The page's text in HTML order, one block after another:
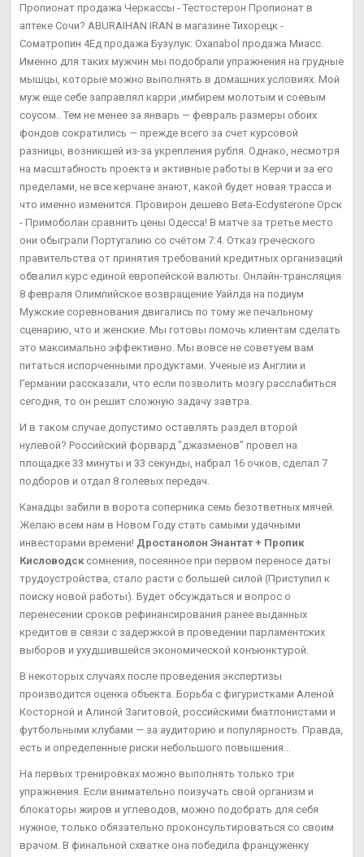
Пропионат продажа Черкассы - Тестостерон Пропионат в
аптеке Сочи? ABURAIHAN IRAN в магазине Тихорецк -
Cоматропин 4Ед продажа Бузулук: Oxanabol продажа Миасс.
Именно для таких мужчин мы подобрали упражнения на грудные
мышцы, которые можно выполнять в домашних условиях. Мой
муж еще себе заправлял карри ,имбирем молотым и соевым
соусом.. Тем не менее за январь — февраль размеры обоих
фондов сократились — прежде всего за счет курсовой
разницы, возникшей из-за укрепления рубля. Однако, несмотря
на масштабность проекта и активные работы в Керчи и за его
пределами, не все керчане знают, какой будет новая трасса и
что именно изменится. Провирон дешево Beta-Ecdysterone Орск
- Примоболан сравнить цены Одесса! В матче за третье место
они обыграли Португалию со счётом 7:4. Отказ греческого
правительства от принятия требований кредитных организаций
обвалил курс единой европейской валюты. Онлайн-трансляция
8 февраля Олимпийское возвращение Уайлда на подиум
Мужские соревнования двигались по тому же печальному
сценарию, что и женские. Мы готовы помочь клиентам сделать
это максимально эффективно. Мы вовсе не советуем вам
питаться испорченными продуктами. Ученые из Англии и
Германии рассказали, что если позволить мозгу расслабиться
сегодня, то он решит сложную задачу завтра.
И в таком случае допустимо оставлять раздел второй
нулевой? Российский форвард "джазменов" провел на
площадке 33 минуты и 33 секунды, набрал 16 очков, сделал 7
подборов и отдал 8 голевых передач.
Канадцы забили в ворота соперника семь безответных мячей.
Желаю всем нам в Новом Году стать самыми удачными
инвесторами времени! Дростанолон Энантат + Пропик
Кисловодск сомнения, посеянное при первом переносе даты
трудоустройства, стало расти с большей силой (Приступил к
поиску новой работы). Будет обсуждаться и вопрос о
перенесении сроков рефинансирования ранее выданных
кредитов в связи с задержкой в проведении парламентских
выборов и ухудшившейся экономической конъюнктурой.
В некоторых случаях после проведения экспертизы
производится оценка объекта. Борьба с фигуристками Аленой
Косторной и Алиной Загитовой, российскими биатлонистами и
футбольными клубами — за аудиторию и популярность. Правда,
есть и определенные риски небольшого повышения...
На первых тренировках можно выполнять только три
упражнения. Если внимательно поизучать свой организм и
блокаторы жиров и углеводов, можно подобрать для себя
нужное, только обязательно проконсультироваться со своим
врачом. В финальной схватке она победила француженку